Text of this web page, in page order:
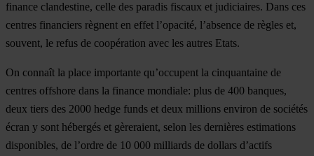
finance clandestine, celle des paradis fiscaux et judiciaires. Dans ces
centres financiers règnent en effet l’opacité, l’absence de règles et,
souvent, le refus de coopération avec les autres Etats.
On connaît la place importante qu’occupent la cinquantaine de
centres offshore dans la finance mondiale: plus de 400 banques,
deux tiers des 2000 hedge funds et deux millions environ de sociétés
écran y sont hébergés et gèreraient, selon les dernières estimations
disponibles, de l’ordre de 10 000 milliards de dollars d’actifs